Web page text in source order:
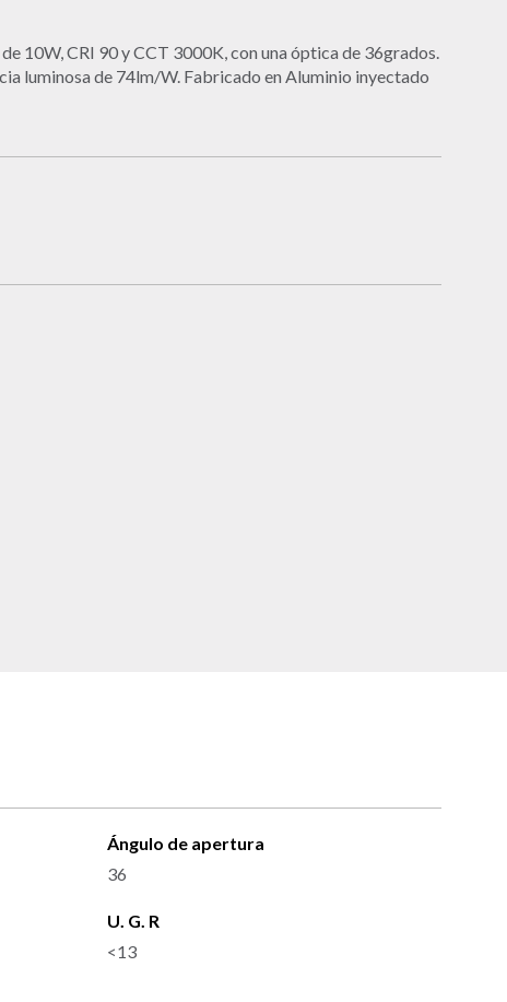
10W, CRI 90 y CCT 3000K, con una óptica de 36grados.
luminosa de 74lm/W. Fabricado en Aluminio inyectado
Ángulo de apertura
36
U. G. R
<13